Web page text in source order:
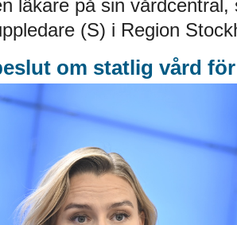
läkare på sin vårdcentral,
(S) i Region
om statlig vård